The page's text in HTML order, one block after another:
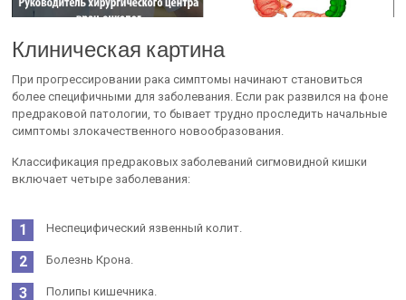
Клиническая картина
При прогрессировании рака симптомы начинают становиться
более специфичными для заболевания. Если рак развился на фоне
предраковой патологии, то бывает трудно проследить начальные
симптомы злокачественного новообразования.
Классификация предраковых заболеваний сигмовидной кишки
включает четыре заболевания:
Неспецифический язвенный колит.
Болезнь Крона.
Полипы кишечника.